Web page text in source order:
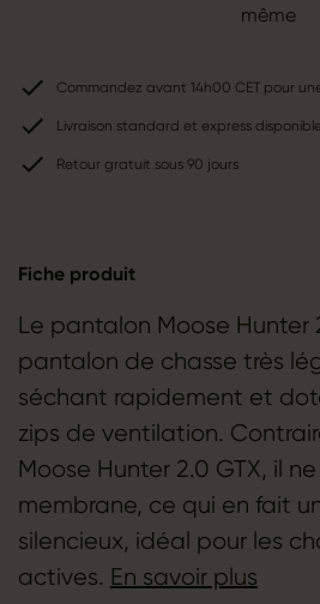
même
Commandez avant 14h00 CET pour
Livraison standard et express
Retour gratuit sous 90 jours
Fiche produit
Le pantalon Moose Hunter
pantalon de chasse très
séchant rapidement et
zips de ventilation.
Moose Hunter 2.0 GTX, il
membrane, ce qui en fait
silencieux, idéal pour les
actives. En savoir plus